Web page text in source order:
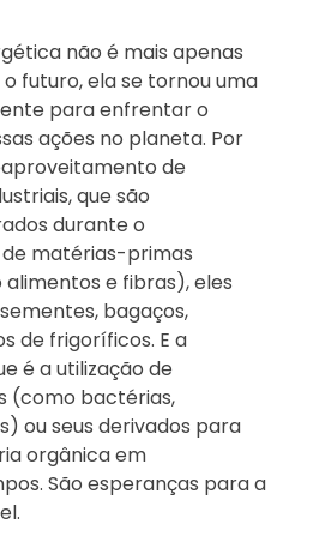
não é mais apenas
futuro, ela se tornou uma
para enfrentar o
ações no planeta. Por
de
que são
durante o
matérias-primas
e fibras), eles
bagaços,
de frigoríficos. E a
é a utilização de
(como bactérias,
ou seus derivados para
orgânica em
São esperanças para a